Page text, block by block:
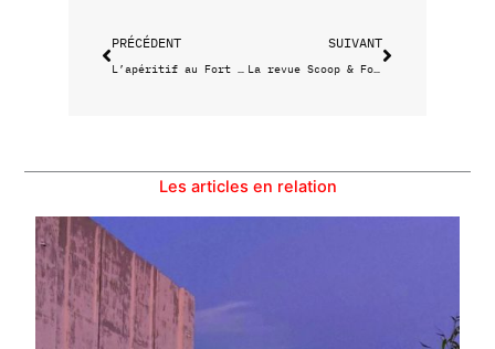
PRÉCÉDENT
L’apéritif au Fort Saint-Jean
SUIVANT
La revue Scoop & Food de Pierre Psaltis
Les articles en relation